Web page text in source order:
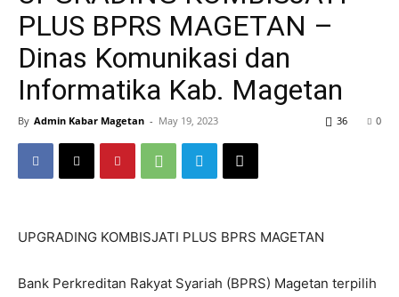
PLUS BPRS MAGETAN –
Dinas Komunikasi dan
Informatika Kab. Magetan
By Admin Kabar Magetan - May 19, 2023 0
36
UPGRADING KOMBISJATI PLUS BPRS MAGETAN
Bank Perkreditan Rakyat Syariah (BPRS) Magetan terpilih